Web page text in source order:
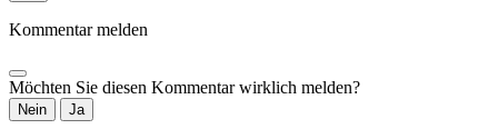
Kommentar melden
Möchten Sie diesen Kommentar wirklich melden?
Nein Ja